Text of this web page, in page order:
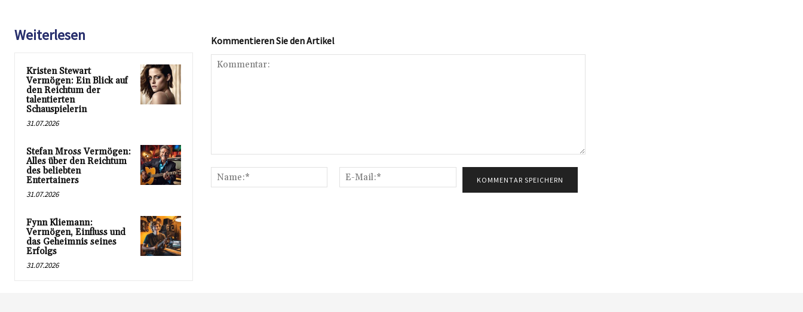
Weiterlesen
Kristen Stewart
Vermögen: Ein Blick auf
den Reichtum der
talentierten
Schauspielerin
31.07.2026
Stefan Mross Vermögen:
Alles über den Reichtum
des beliebten
Entertainers
31.07.2026
Fynn Kliemann:
Vermögen, Einfluss und
das Geheimnis seines
Erfolgs
31.07.2026
Kommentieren Sie den Artikel
Name:*
Mail:*